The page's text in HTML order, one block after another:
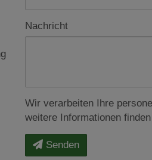
Nachricht
Wir verarbeiten Ihre
weitere Informationen
Senden